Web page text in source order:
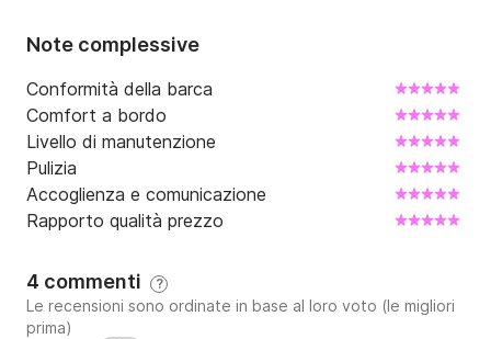
Note complessive
Conformità della barca
Comfort a bordo
Livello di manutenzione
Pulizia
Accoglienza e comunicazione
Rapporto qualità prezzo
4 commenti ?
Le recensioni sono ordinate in base al loro voto (le migliori
prima)